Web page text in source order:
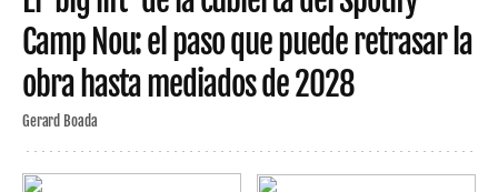
Camp Nou: el paso que puede retrasar la
obra hasta mediados de 2028
Gerard Boada